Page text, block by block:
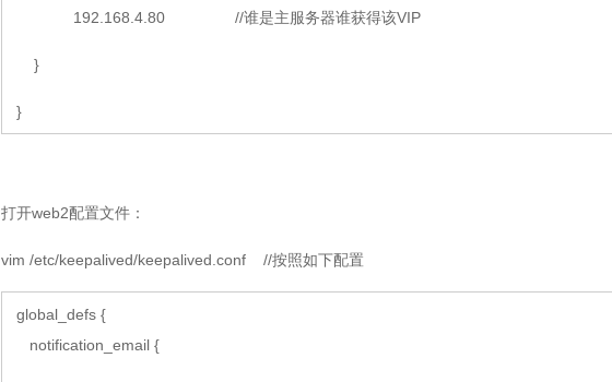
192.168.4.80 //谁是主服务器谁获得该VIP
}
}
打开web2配置文件：
vim /etc/keepalived/keepalived.conf //按照如下配置
global_defs {
notification_email {